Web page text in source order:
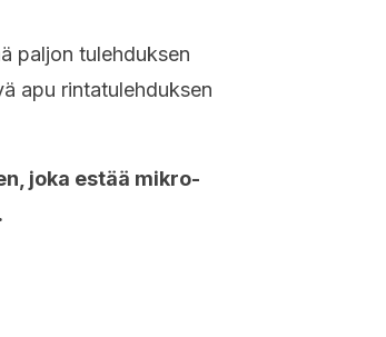
paljon tulehduksen
apu rintatulehduksen
joka estää mikro-